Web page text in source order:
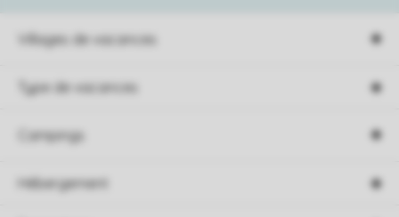
Villages de vacances
Type de vacances
Campings
Hébergement